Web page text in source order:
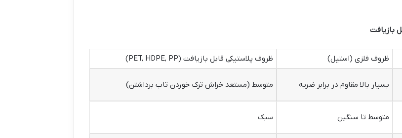
بازیافت
ظروف فلزی (استیل)
ظروف پلاستیکی قابل بازیافت (PET, HDPE, PP)
بسیار بالا مقاوم در برابر ضربه متوسط (مستعد خراش ترک خوردن تاب برداشتن)
متوسط تا سنگین سبک